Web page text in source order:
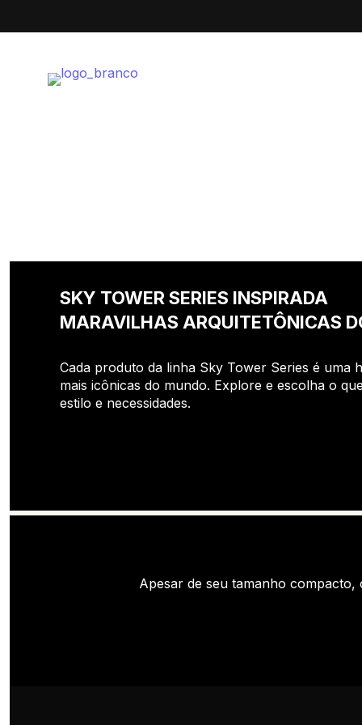
SKY TOWER SERIES INSPIRADA
MARAVILHAS ARQUITETÔNICAS
Cada produto da linha Sky Tower Series é uma
mais icônicas do mundo. Explore e escolha o
estilo e necessidades.
Apesar de seu tamanho